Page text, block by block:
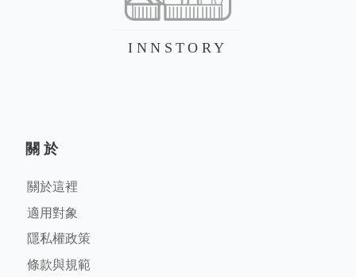
INNSTORY
關於
關於這裡
適用對象
隱私權政策
條款與規範